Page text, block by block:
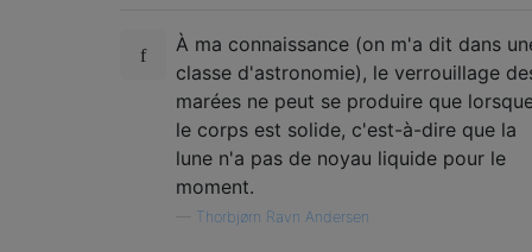
À ma connaissance (on m'a dit dans
classe d'astronomie), le verrouillage
marées ne peut se produire que
le corps est solide, c'est-à-dire que la
lune n'a pas de noyau liquide pour le
moment.
Thorbjørn Ravn Andersen